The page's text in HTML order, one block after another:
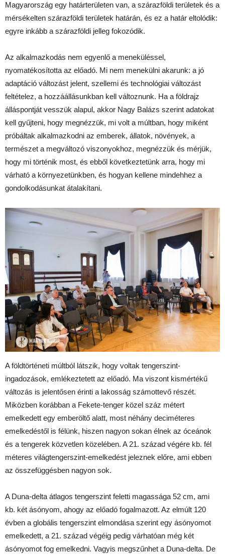
Magyarország egy határterületen van, a szárazföldi területek és a
mérsékelten szárazföldi területek határán, és ez a határ eltolódik:
egyre inkább a szárazföldi jelleg fokozódik.
Az alkalmazkodás nem egyenlő a meneküléssel,
nyomatékosította az előadó. Mi nem menekülni akarunk: a jó
adaptáció változást jelent, szellemi és technológiai változást
feltételez, a hozzáállásunkban kell változnunk. Ha a földrajz
álláspontját vesszük alapul, akkor Nagy Balázs szerint adatokat
kell gyűjteni, hogy megnézzük, mi volt a múltban, hogy miként
próbáltak alkalmazkodni az emberek, állatok, növények, a
természet a megváltozó viszonyokhoz, megnézzük és mérjük,
hogy mi történik most, és ebből következtetünk arra, hogy mi
várható a környezetünkben, és hogyan kellene mindehhez a
gondolkodásunkat átalakítani.
A földtörténeti múltból látszik, hogy voltak tengerszint-
ingadozások, emlékeztetett az előadó. Ma viszont kismértékű
változás is jelentősen érinti a lakosság számottevő részét.
Miközben korábban a Fekete-tenger közel száz métert
emelkedett egy emberöltő alatt, most néhány deciméteres
emelkedéstől is félünk, hiszen nagyon sokan élnek az óceánok
és a tengerek közvetlen közelében. A 21. század végére kb. fél
méteres világtengerszint-emelkedést jeleznek előre, ami ebben
az összefüggésben nagyon sok.
A Duna-delta átlagos tengerszint feletti magassága 52 cm, ami
kb. két ásónyom, ahogy az előadó fogalmazott. Az elmúlt 120
évben a globális tengerszint elmondása szerint egy ásónyomot
emelkedett, a 21. század végéig pedig várhatóan még két
ásónyomot fog emelkedni. Vagyis megszűnhet a Duna-delta. De